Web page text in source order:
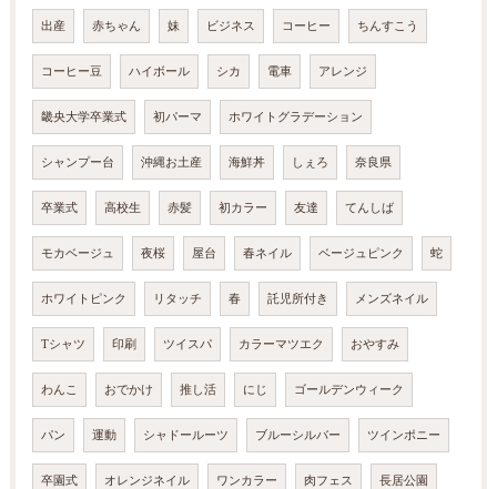
出産 赤ちゃん 妹 ビジネス コーヒー ちんすこう
コーヒー豆 ハイボール シカ 電車 アレンジ
畿央大学卒業式 初パーマ ホワイトグラデーション
シャンプー台 沖縄お土産 海鮮丼 しぇろ 奈良県
卒業式 高校生 赤髪 初カラー 友達 てんしば
モカベージュ 夜桜 屋台 春ネイル ベージュピンク 蛇
ホワイトピンク リタッチ 春 託児所付き メンズネイル
Tシャツ 印刷 ツイスパ カラーマツエク おやすみ
わんこ おでかけ 推し活 にじ ゴールデンウィーク
パン 運動 シャドールーツ ブルーシルバー ツインポニー
卒園式 オレンジネイル ワンカラー 肉フェス 長居公園